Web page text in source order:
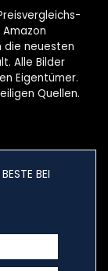
die neuesten
Alle Bilder
Eigentümer.
Quellen.
BEI